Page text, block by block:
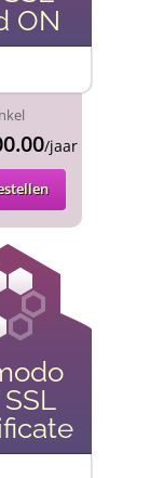
ON
/jaar